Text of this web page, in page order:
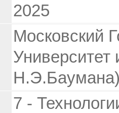
2025
Московский
7 -